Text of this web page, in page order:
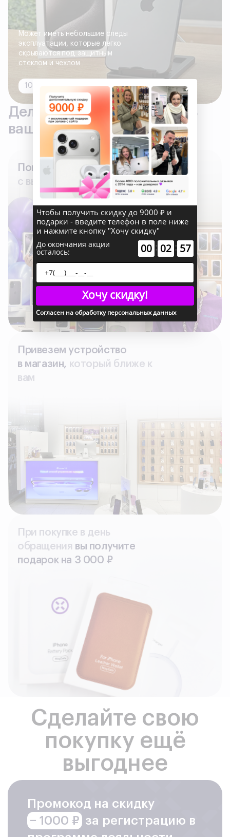
Может иметь небольшие следы
эксплуатации, которые легко
скрываются под защитным
стеклом и чехлом
100% исправно, все функции работают
Делаем всё, что бы сделать
вашу покупку комфортной
Поможем
с выбором гаджета
Привезем устройство
в магазин, который ближе к
вам
При покупке в день
обращения вы получите
подарок на З 000 ₽
Сделайте свою
покупку ещё
выгоднее
Промокод на скидку
− 1000 ₽ за регистрацию в
×
Чтобы получить скидку до 9000 ₽ и
подарки - введите телефон в поле ниже
и нажмите кнопку "Хочу скидку"
До окончания акции
осталось: 00 : 02 : 55
Хочу скидку!
Согласен на обработку персональных данных